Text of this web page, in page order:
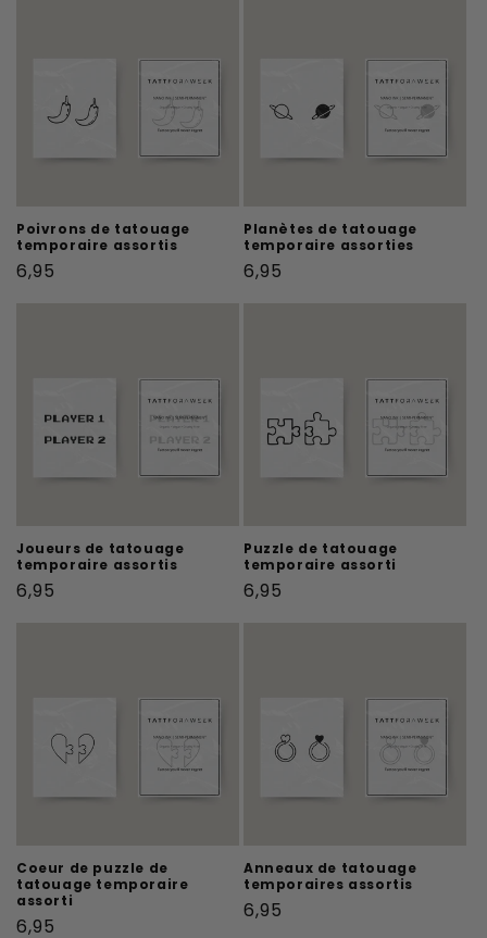
Poivrons de tatouage
temporaire assortis
Prix
6,95
Planètes de tatouage
temporaire assorties
Prix
6,95
Joueurs de tatouage
temporaire assortis
Prix
6,95
Puzzle de tatouage
temporaire assorti
Prix
6,95
Coeur de puzzle de
tatouage temporaire
assorti
Prix
6,95
Anneaux de tatouage
temporaires assortis
Prix
6,95